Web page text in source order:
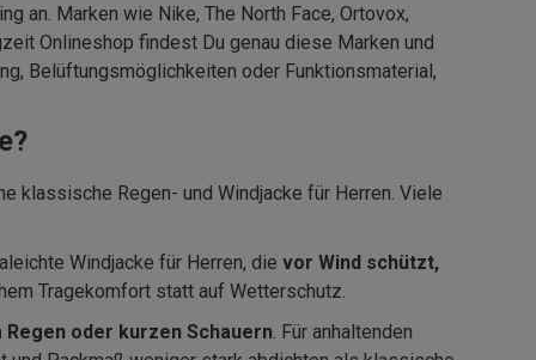
an. Marken wie Nike, The North Face, Ortovox,
Onlineshop findest Du genau diese Marken und
Belüftungsmöglichkeiten oder Funktionsmaterial,
klassische Regen- und Windjacke für Herren. Viele
Windjacke für Herren, die vor Wind schützt,
Tragekomfort statt auf Wetterschutz.
oder kurzen Schauern. Für anhaltenden